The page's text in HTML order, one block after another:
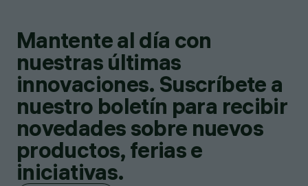
Mantente al día con
nuestras últimas
innovaciones. Suscríbete a
nuestro boletín para recibir
novedades sobre nuevos
productos, ferias e
iniciativas.